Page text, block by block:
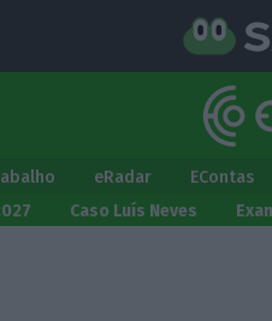
eRadar EContas
Caso Luís Neves